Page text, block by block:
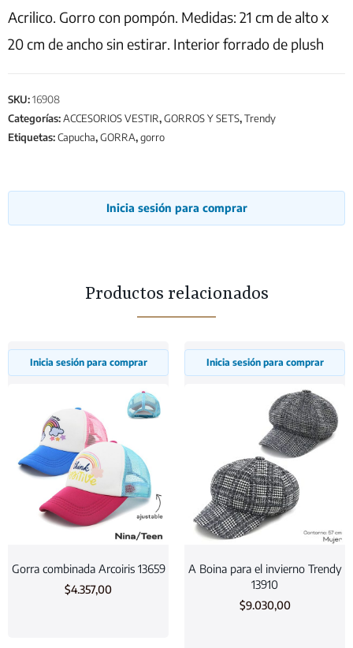
Acrilico. Gorro con pompón. Medidas: 21 cm de alto x
20 cm de ancho sin estirar. Interior forrado de plush
SKU:16908
Categorías:ACCESORIOS VESTIR,GORROS Y SETS,Trendy
Etiquetas:Capucha,GORRA,gorro
Inicia sesión para comprar
Productos relacionados
Inicia sesión para comprar
Gorra combinada Arcoiris 13659
$4.357,00
Inicia sesión para comprar
A Boina para el invierno Trendy
13910
$9.030,00